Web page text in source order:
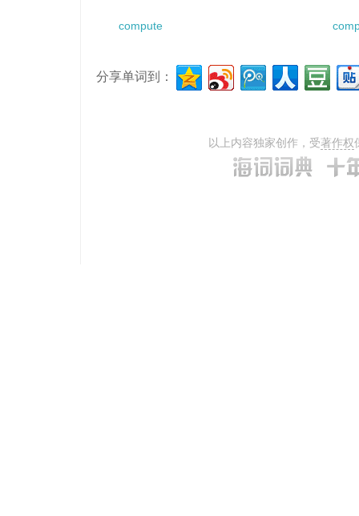
compute
分享单词到：
以上内容独家创作，受著作权